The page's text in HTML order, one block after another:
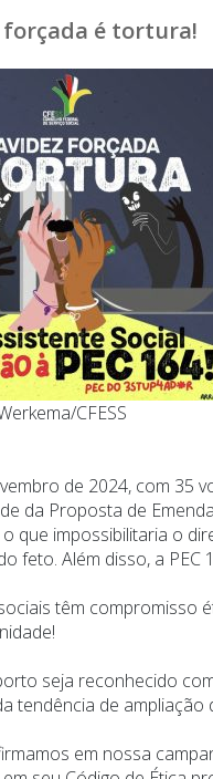
forçada é tortura!
CFESS
de 2024, com 35
da Proposta de
o que impossibilitaria o
feto. Além disso, a
têm compromisso
seja reconhecido
tendência de
em nossa